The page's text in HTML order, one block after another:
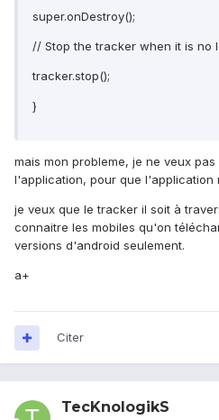
super.onDestroy();
// Stop the tracker when it is no
tracker.stop();
}
mais mon probleme, je ne veux
l'application, pour que l'application
je veux que le tracker il soit à
connaitre les mobiles qu'on
versions d'android seulement.
a+
Citer
TecKnologikS